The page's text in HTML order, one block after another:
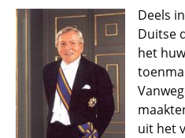
Deels
Duitse
het
uit het